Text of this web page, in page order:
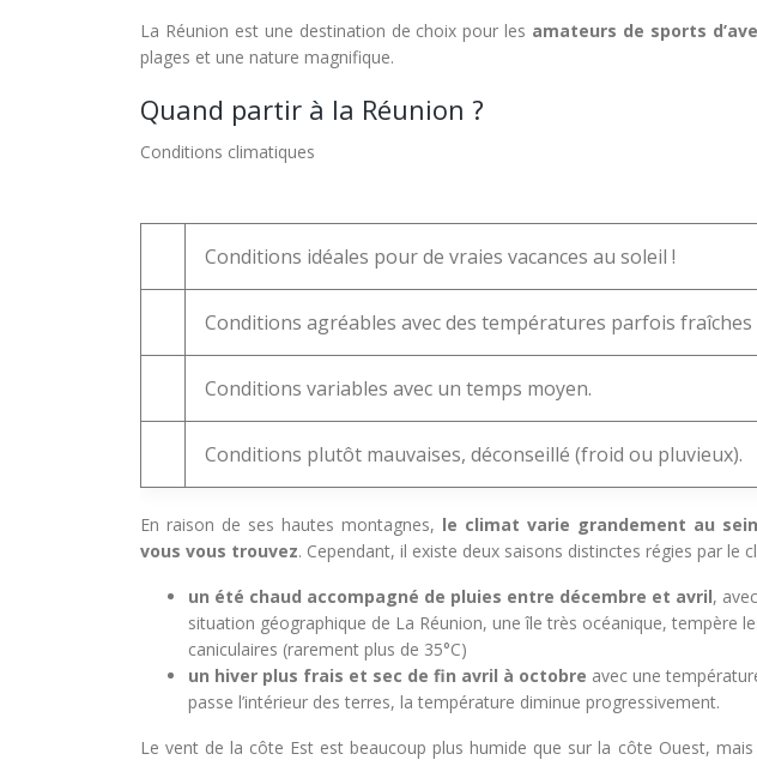
La Réunion est une destination de choix pour les amateurs de sports
plages et une nature magnifique.
Quand partir à la Réunion ?
Conditions climatiques
Conditions idéales pour de vraies vacances au soleil !
Conditions agréables avec des températures parfois fraîches
Conditions variables avec un temps moyen.
Conditions plutôt mauvaises, déconseillé (froid ou pluvieux).
En raison de ses hautes montagnes, le climat varie grandement au
vous vous trouvez. Cependant, il existe deux saisons distinctes régies par le
un été chaud accompagné de pluies entre décembre et avril,
situation géographique de La Réunion, une île très océanique, tempère
caniculaires (rarement plus de 35°C)
un hiver plus frais et sec de fin avril à octobre avec une
passe l’intérieur des terres, la température diminue progressivement.
Le vent de la côte Est est beaucoup plus humide que sur la côte Ouest,